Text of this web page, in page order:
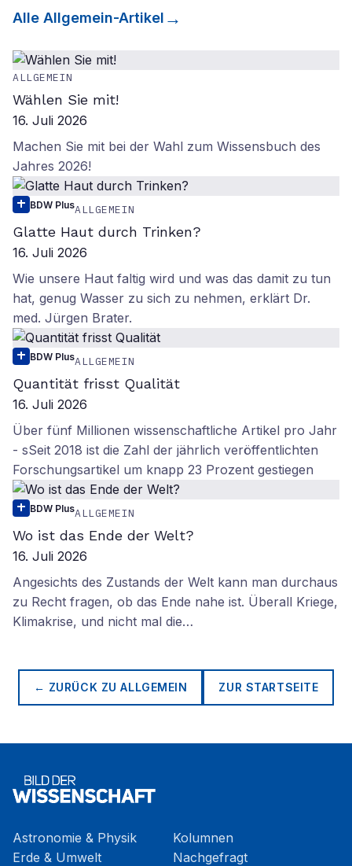
Alle Allgemein-Artikel
ALLGEMEIN
Wählen Sie mit!
16. Juli 2026
Machen Sie mit bei der Wahl zum Wissensbuch des
Jahres 2026!
BDW PlusALLGEMEIN
Glatte Haut durch Trinken?
16. Juli 2026
Wie unsere Haut faltig wird und was das damit zu tun
hat, genug Wasser zu sich zu nehmen, erklärt Dr.
med. Jürgen Brater.
BDW PlusALLGEMEIN
Quantität frisst Qualität
16. Juli 2026
Über fünf Millionen wissenschaftliche Artikel pro Jahr
- sSeit 2018 ist die Zahl der jährlich veröffentlichten
Forschungsartikel um knapp 23 Prozent gestiegen
BDW PlusALLGEMEIN
Wo ist das Ende der Welt?
16. Juli 2026
Angesichts des Zustands der Welt kann man durchaus
zu Recht fragen, ob das Ende nahe ist. Überall Kriege,
Klimakrise, und nicht mal die…
← ZURÜCK ZUALLGEMEIN ZUR STARTSEITE
Astronomie & Physik
Erde & Umwelt
Kolumnen
Nachgefragt